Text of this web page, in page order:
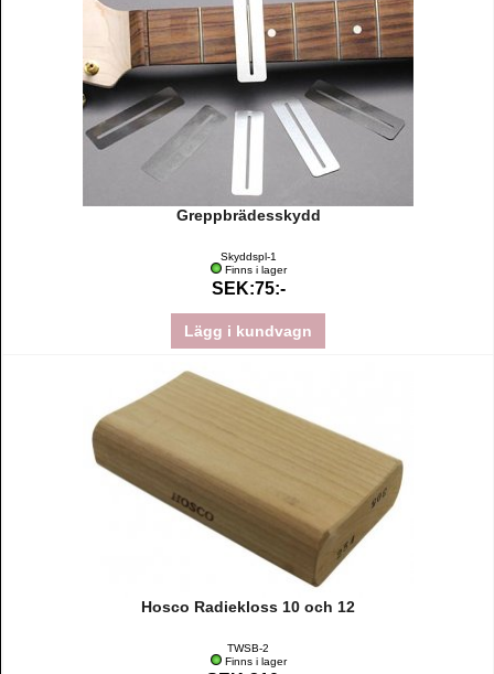
Greppbrädesskydd
Skyddspl-1
Finns i lager
SEK:75:-
Lägg i kundvagn
Hosco Radiekloss 10 och 12
TWSB-2
Finns i lager